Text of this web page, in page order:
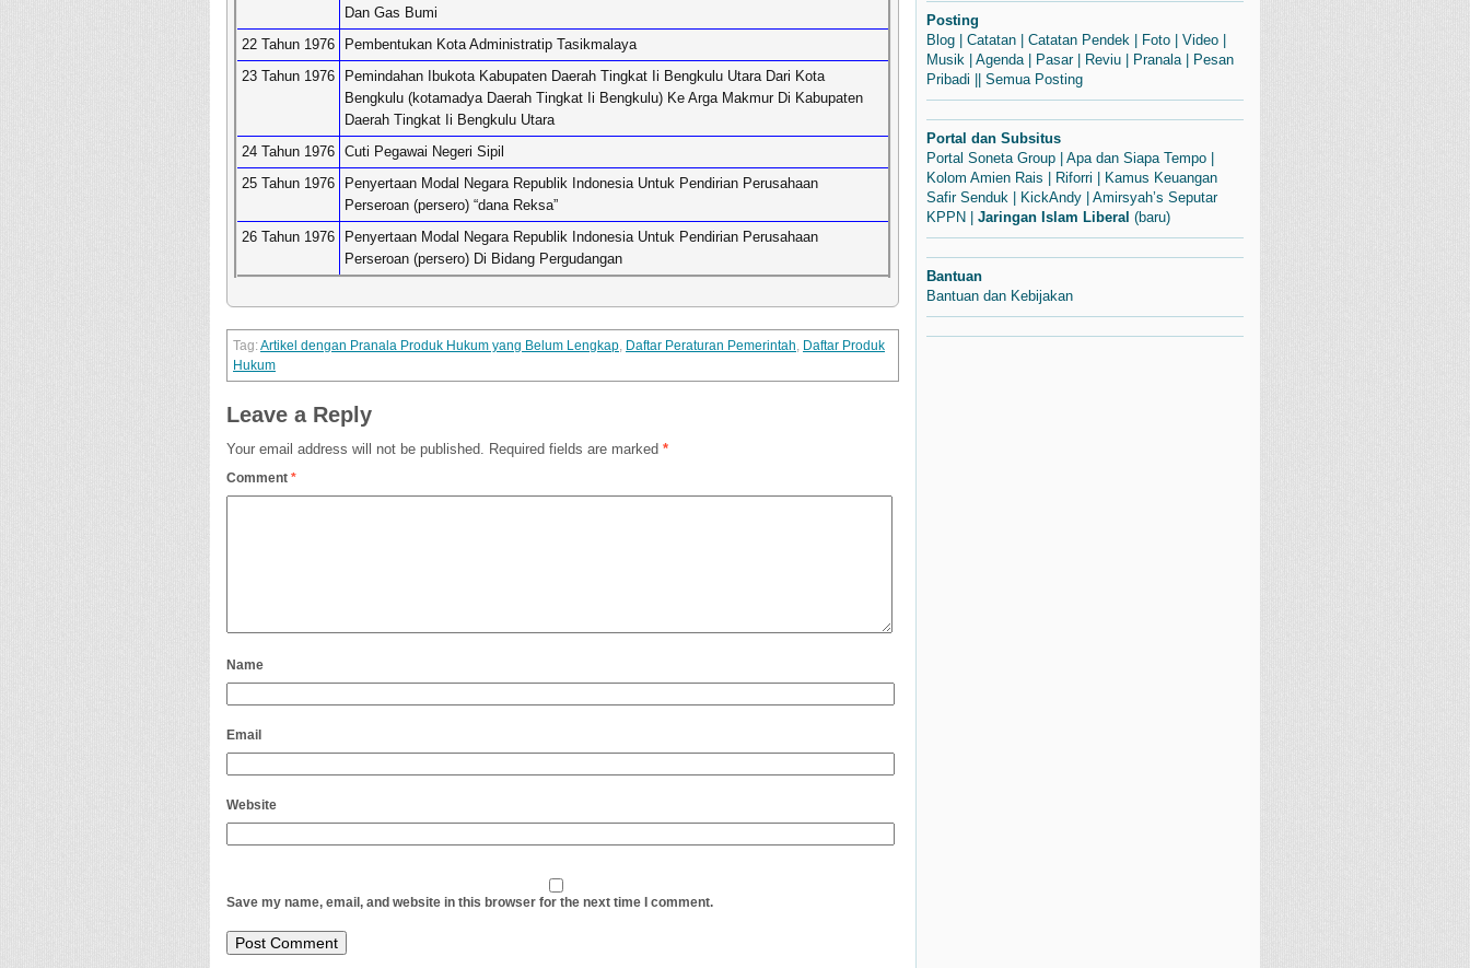
Dan Gas Bumi
22 Tahun 1976
Pembentukan Kota Administratip Tasikmalaya
23 Tahun 1976
Pemindahan Ibukota Kabupaten Daerah Tingkat Ii Bengkulu Utara Dari Kota
Bengkulu (kotamadya Daerah Tingkat Ii Bengkulu) Ke Arga Makmur Di Kabupaten
Daerah Tingkat Ii Bengkulu Utara
24 Tahun 1976 Cuti Pegawai Negeri Sipil
25 Tahun 1976
Penyertaan Modal Negara Republik Indonesia Untuk Pendirian Perusahaan
Perseroan (persero) “dana Reksa”
26 Tahun 1976
Penyertaan Modal Negara Republik Indonesia Untuk Pendirian Perusahaan
Perseroan (persero) Di Bidang Pergudangan
Artikel dengan Pranala Produk Hukum yang Belum Lengkap, Daftar Peraturan Pemerintah, Daftar Produk
Hukum
Leave a Reply
Your email address will not be published. Required fields are marked *
Comment *
Name
Email
Website
Save my name, email, and website in this browser for the next time I comment.
Posting
Blog
Catatan Catatan Pendek Foto Video
Musik
Agenda| Pasar| Reviu Pranala|
Pesan
Pribadi
Semua Posting
Portal dan Subsitus
Portal Soneta Group
Apa dan Siapa Tempo
Kolom Amien Rais
Riforri
Kamus Keuangan
Safir Senduk
KickAndy
Amirsyah’s Seputar
KPPN
Jaringan Islam Liberal (baru)
Bantuan
Bantuan dan Kebijakan